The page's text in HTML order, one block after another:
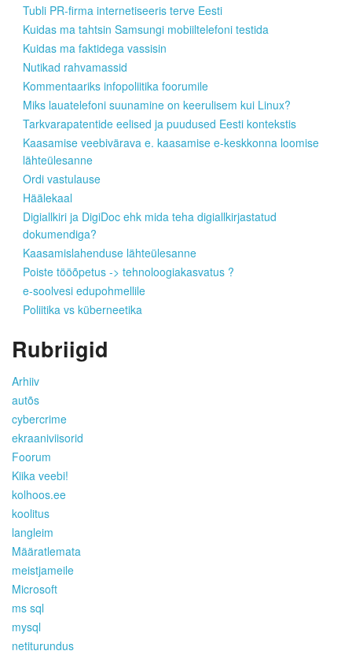
Tubli PR-firma internetiseeris terve Eesti
Kuidas ma tahtsin Samsungi mobiiltelefoni testida
Kuidas ma faktidega vassisin
Nutikad rahvamassid
Kommentaariks infopoliitika foorumile
Miks lauatelefoni suunamine on keerulisem kui Linux?
Tarkvarapatentide eelised ja puudused Eesti kontekstis
Kaasamise veebivärava e. kaasamise e-keskkonna loomise
lähteülesanne
Ordi vastulause
Häälekaal
Digiallkiri ja DigiDoc ehk mida teha digiallkirjastatud
dokumendiga?
Kaasamislahenduse lähteülesanne
Poiste tööõpetus -> tehnoloogiakasvatus ?
e-soolvesi edupohmellile
Poliitika vs küberneetika
Rubriigid
Arhiiv
autõs
cybercrime
ekraaniviisorid
Foorum
Kiika veebi!
kolhoos.ee
koolitus
langleim
Määratlemata
meistjameile
Microsoft
ms sql
mysql
netiturundus